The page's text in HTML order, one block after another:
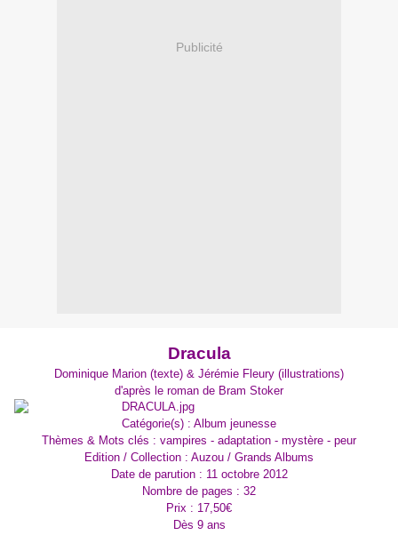
Publicité
Dracula
Dominique Marion (texte) & Jérémie Fleury (illustrations)
d'après le roman de Bram Stoker
Catégorie(s) : Album jeunesse
Thèmes & Mots clés : vampires - adaptation - mystère - peur
Edition / Collection : Auzou / Grands Albums
Date de parution : 11 octobre 2012
Nombre de pages : 32
Prix : 17,50€
Dès 9 ans